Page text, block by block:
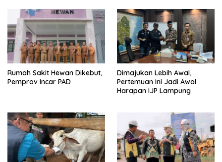
Rumah Sakit Hewan Dikebut,
Pemprov Incar PAD
Dimajukan Lebih Awal,
Pertemuan Ini Jadi Awal
Harapan IJP Lampung